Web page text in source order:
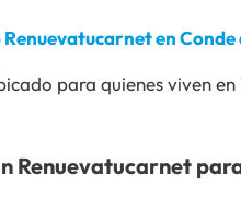
en Conde
para quienes viven
Renuevatucarnet